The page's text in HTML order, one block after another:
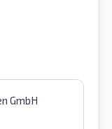
GmbH